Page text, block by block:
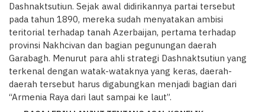
Dashnaktsutiun. Sejak awal didirikannya partai tersebut
pada tahun 1890, mereka sudah menyatakan ambisi
teritorial terhadap tanah Azerbaijan, pertama terhadap
provinsi Nakhcivan dan bagian pegunungan daerah
Garabagh. Menurut para ahli strategi Dashnaktsutiun yang
terkenal dengan watak-wataknya yang keras, daerah-
daerah tersebut harus digabungkan menjadi bagian dari
“Armenia Raya dari laut sampai ke laut”.